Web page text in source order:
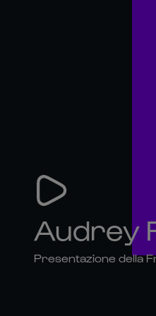
Audrey
Presentazione della